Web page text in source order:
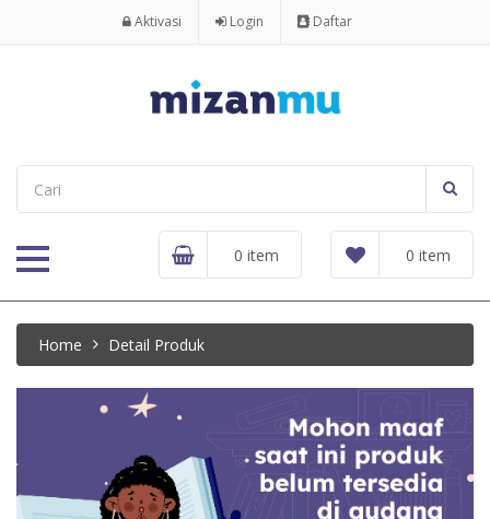
Aktivasi Login Daftar
0 item
0 item
Home Detail Produk